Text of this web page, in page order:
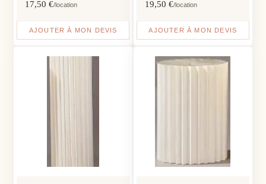
17,50€/location
AJOUTER À MON DEVIS
19,50 €/location
AJOUTER À MON DEVIS